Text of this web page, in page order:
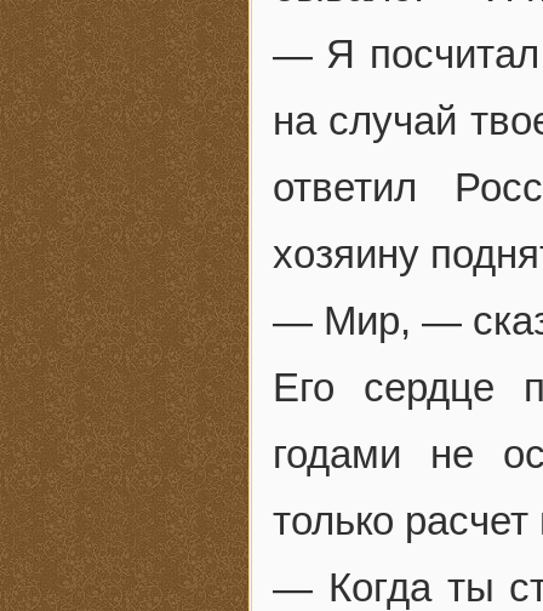
— Я
на случай
ответил
хозяину
— Мир, —
Его сердце
годами не
только
— Когда ты